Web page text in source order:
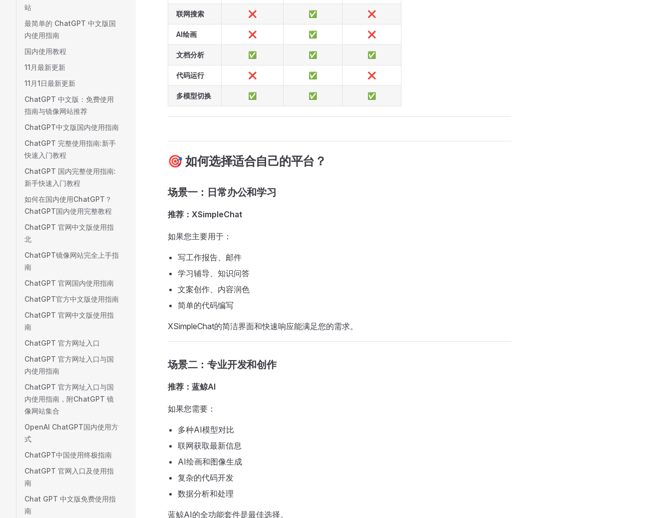
站
最简单的 ChatGPT 中文版国
内使用指南
国内使用教程
11月最新更新
11月1日最新更新
ChatGPT 中文版：免费使用
指南与镜像网站推荐
ChatGPT中文版国内使用指南
ChatGPT 完整使用指南:新手
快速入门教程
ChatGPT 国内完整使用指南:
新手快速入门教程
如何在国内使用ChatGPT？
ChatGPT国内使用完整教程
ChatGPT 官网中文版使用指
北
ChatGPT镜像网站完全上手指
南
ChatGPT 官网国内使用指南
ChatGPT官方中文版使用指南
ChatGPT 官网中文版使用指
南
ChatGPT 官方网址入口
ChatGPT 官方网址入口与国
内使用指南
ChatGPT 官方网址入口与国
内使用指南，附ChatGPT 镜
像网站集合
OpenAI ChatGPT国内使用方
式
ChatGPT中国使用终极指南
ChatGPT 官网入口及使用指
南
Chat GPT 中文版免费使用指
南
联网搜索 ❌ ✅ ❌
AI绘画 ❌ ✅ ❌
文档分析 ✅ ✅ ✅
代码运行 ❌ ✅ ❌
多模型切换 ✅ ✅ ✅
🎯 如何选择适合自己的平台？
场景一：日常办公和学习
推荐：XSimpleChat
如果您主要用于：
写工作报告、邮件
学习辅导、知识问答
文案创作、内容润色
简单的代码编写
XSimpleChat的简洁界面和快速响应能满足您的需求。
场景二：专业开发和创作
推荐：蓝鲸AI
如果您需要：
多种AI模型对比
联网获取最新信息
AI绘画和图像生成
复杂的代码开发
数据分析和处理
蓝鲸AI的全功能套件是最佳选择。